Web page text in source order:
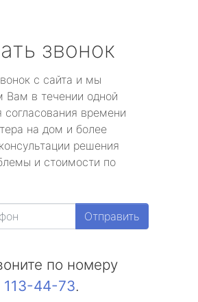
звонок
с сайта и мы
Вам в течении одной
времени
на дом и более
решения
и стоимости по
Отправить
по номеру
44-73.